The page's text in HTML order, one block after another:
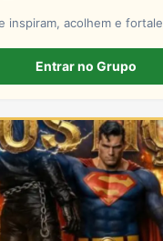
inspiram, acolhem e
Entrar no Grupo